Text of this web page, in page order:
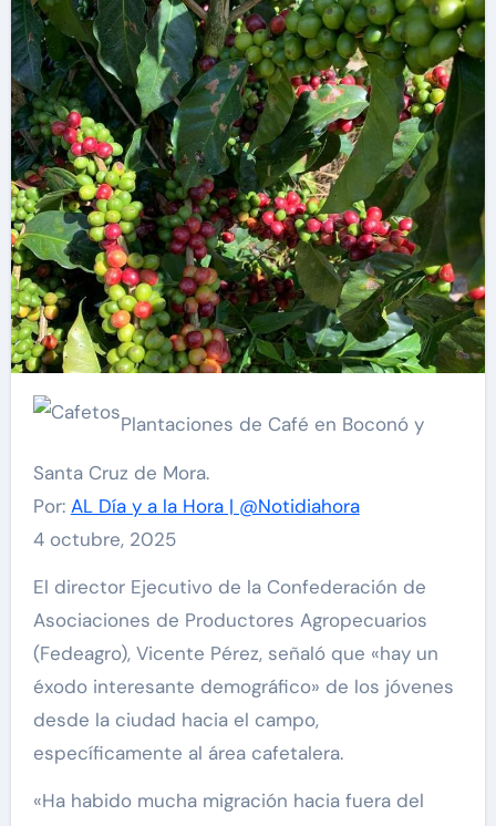
Plantaciones de Café en Boconó y
Santa Cruz de Mora.
Por: AL Día y a la Hora | @Notidiahora
4 octubre, 2025
El director Ejecutivo de la Confederación de
Asociaciones de Productores Agropecuarios
(Fedeagro), Vicente Pérez, señaló que «hay un
éxodo interesante demográfico» de los jóvenes
desde la ciudad hacia el campo,
específicamente al área cafetalera.
«Ha habido mucha migración hacia fuera del